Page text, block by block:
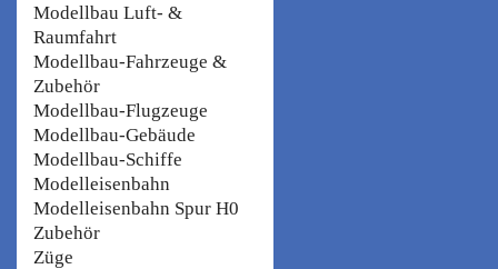
Modellbau Luft- &
Raumfahrt
Modellbau-Fahrzeuge &
Zubehör
Modellbau-Flugzeuge
Modellbau-Gebäude
Modellbau-Schiffe
Modelleisenbahn
Modelleisenbahn Spur H0
Zubehör
Züge